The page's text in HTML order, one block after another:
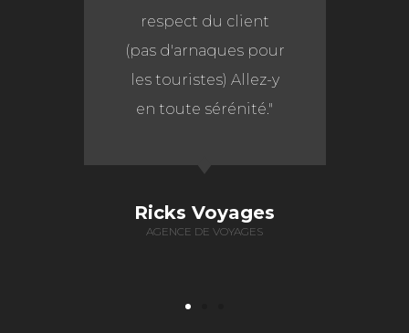
respect du client
(pas d'arnaques pour
les touristes) Allez-y
en toute sérénité."
Ricks Voyages
AGENCE DE VOYAGES